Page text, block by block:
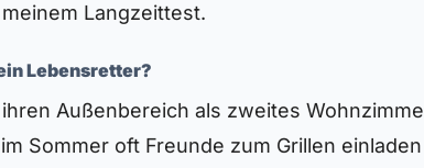
Langzeittest.
Lebensretter?
ihren Außenbereich als zweites
Sommer oft Freunde zum Grillen